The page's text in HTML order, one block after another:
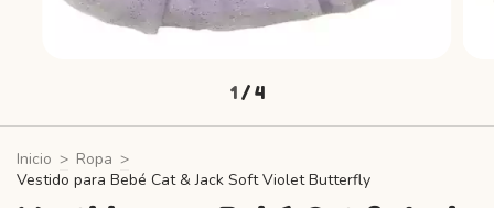
1 / 4
Inicio > Ropa >
Vestido para Bebé Cat & Jack Soft Violet Butterfly